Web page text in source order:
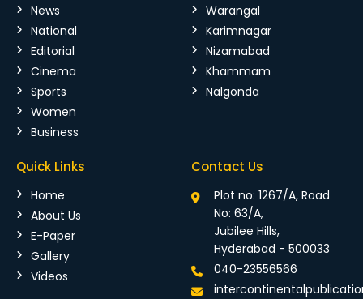
News
National
Editorial
Cinema
Sports
Women
Business
Warangal
Karimnagar
Nizamabad
Khammam
Nalgonda
Quick Links
Home
About Us
E-Paper
Gallery
Videos
Contact Us
Plot no: 1267/A, Road
No: 63/A,
Jubilee Hills,
Hyderabad - 500033
040-23556566